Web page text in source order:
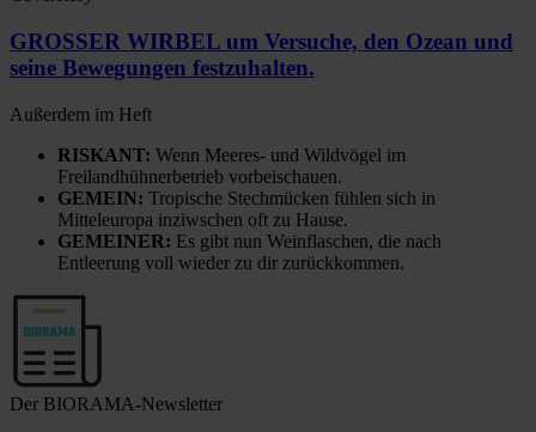
GROSSER WIRBEL um Versuche, den Ozean und
seine Bewegungen festzuhalten.
Außerdem im Heft
RISKANT: Wenn Meeres- und Wildvögel im
Freilandhühnerbetrieb vorbeischauen.
GEMEIN: Tropische Stechmücken fühlen sich in
Mitteleuropa inziwschen oft zu Hause.
GEMEINER: Es gibt nun Weinflaschen, die nach
Entleerung voll wieder zu dir zurückkommen.
Der BIORAMA-Newsletter